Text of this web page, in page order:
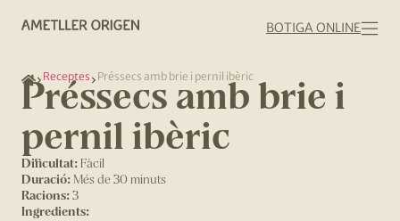
BOTIGA ONLINE
Receptes Préssecs amb brie i pernil ibèric
Préssecs amb brie i
pernil ibèric
Dificultat: Fàcil
Duració: Més de 30 minuts
Racions:3
Ingredients: